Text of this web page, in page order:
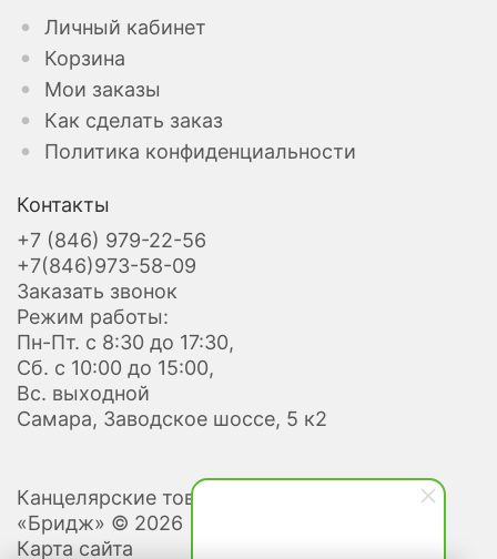
Личный кабинет
Корзина
Мои заказы
Как сделать заказ
Политика конфиденциальности
Контакты
+7 (846) 979-22-56
+7(846)973-58-09
Заказать звонок
Режим работы:
Пн-Пт. с 8:30 до 17:30,
Сб. с 10:00 до 15:00,
Вс. выходной
Самара, Заводское шоссе, 5 к2
Канцелярские товары оптом и в розницу
«Бридж» © 2026
Карта сайта